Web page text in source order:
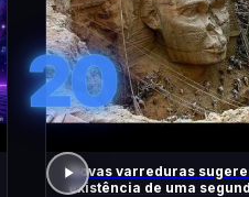
20
Novas varreduras
existência de uma